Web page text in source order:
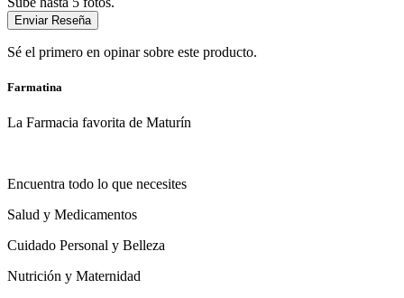
Enviar Reseña
Sé el primero en opinar sobre este producto.
Farmatina
La Farmacia favorita de Maturín
Encuentra todo lo que necesites
Salud y Medicamentos
Cuidado Personal y Belleza
Nutrición y Maternidad